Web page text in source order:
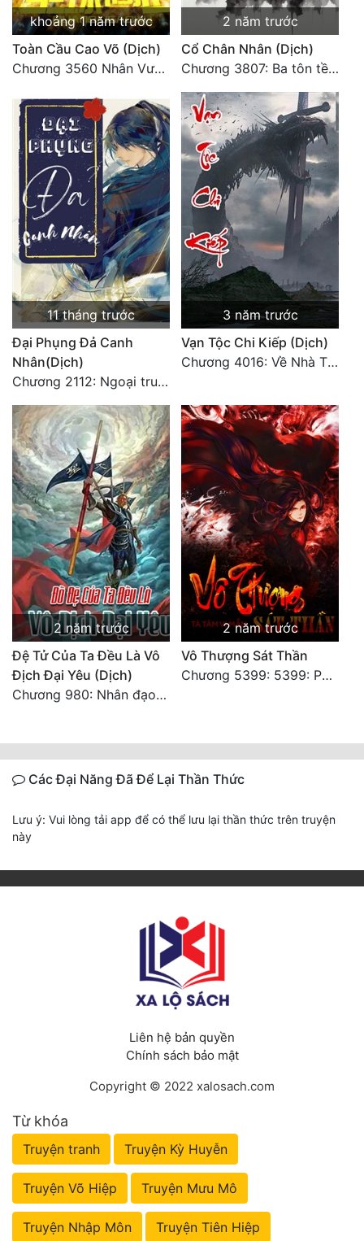
khoảng 1 năm trước
Toàn Cầu Cao Võ (Dịch)
Chương 3560 Nhân Vương trở về - END
2 năm trước
Cổ Chân Nhân (Dịch)
Chương 3807: Ba tôn tề công Thiên Đình (2)
11 tháng trước
Đại Phụng Đả Canh
Nhân(Dịch)
Chương 2112: Ngoại truyện 3 - Tiệc mừng công
3 năm trước
Vạn Tộc Chi Kiếp (Dịch)
Chương 4016: Về Nhà Thôi... (Đại Kết Cục)
2 năm trước
Đệ Tử Của Ta Đều Là Vô
Địch Đại Yêu (Dịch)
Chương 980: Nhân đạo thành Thánh (4). HẾT.
2 năm trước
Vô Thượng Sát Thần
Chương 5399: 5399: Phá giải
Các Đại Năng Đã Để Lại Thần Thức
Lưu ý: Vui lòng tải app để có thể lưu lại thần thức trên truyện
này
Liên hệ bản quyền
Chính sách bảo mật
Copyright © 2022 xalosach.com
Từ khóa
Truyện tranh Truyện Kỳ Huyễn
Truyện Võ Hiệp Truyện Mưu Mô
Truyện Nhập Môn Truyện Tiên Hiệp